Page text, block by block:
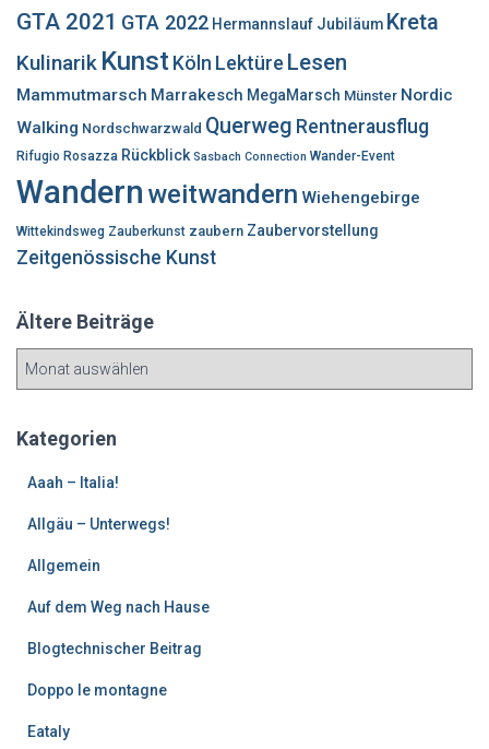
:GTA 2021 GTA 2022 Hermannslauf Jubiläum Kreta
Kulinarik Kunst Köln LektüreLesen
Mammutmarsch Marrakesch MegaMarsch Münster Nordic
Walking Nordschwarzwald Querweg Rentnerausflug
Rifugio Rosazza Rückblick Sasbach Connection Wander-Event
Wandern weitwandern Wiehengebirge
Wittekindsweg Zauberkunst zaubern Zaubervorstellung
Zeitgenössische Kunst
Ältere Beiträge
e
Kategorien
Aaah – Italia!
Allgäu – Unterwegs!
Allgemein
Auf dem Weg nach Hause
Blogtechnischer Beitrag
Doppo le montagne
Eataly